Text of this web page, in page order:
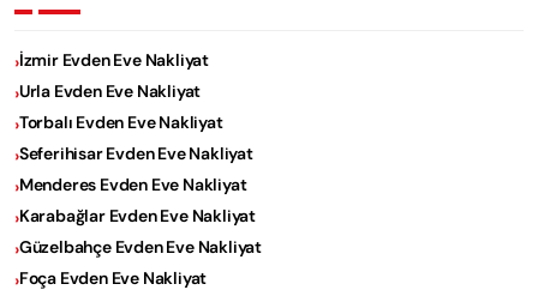
İzmir Evden Eve Nakliyat
Urla Evden Eve Nakliyat
Torbalı Evden Eve Nakliyat
Seferihisar Evden Eve Nakliyat
Menderes Evden Eve Nakliyat
Karabağlar Evden Eve Nakliyat
Güzelbahçe Evden Eve Nakliyat
Foça Evden Eve Nakliyat